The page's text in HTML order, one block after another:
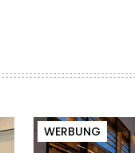
WERBUNG